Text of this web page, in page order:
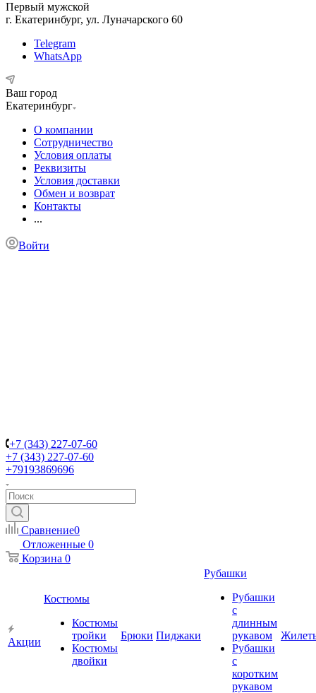
Первый мужской
г. Екатеринбург, ул. Луначарского 60
Telegram
WhatsApp
Ваш город
Екатеринбург
О компании
Сотрудничество
Условия оплаты
Реквизиты
Условия доставки
Обмен и возврат
Контакты
...
Войти
+7 (343) 227-07-60
+7 (343) 227-07-60
+79193869696
Сравнение0
Отложенные 0
Корзина 0
Акции
Костюмы
Костюмы
тройки
Костюмы
двойки
Брюки Пиджаки
Рубашки
Рубашки
с
длинным
рукавом
Рубашки
с
коротким
рукавом